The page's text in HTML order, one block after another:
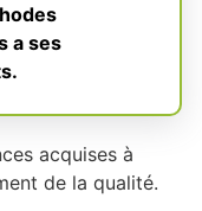
a ses
acquises à
de la qualité.